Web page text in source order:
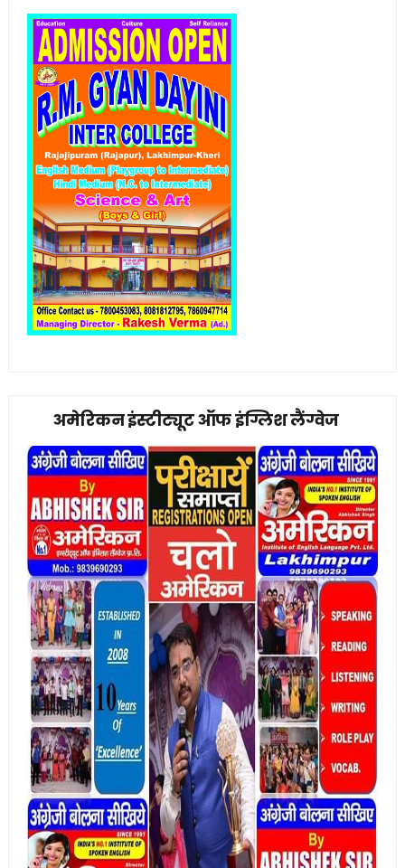
अमेरिकन इंस्टीट्यूट ऑफ इंग्लिश लैंग्वेज